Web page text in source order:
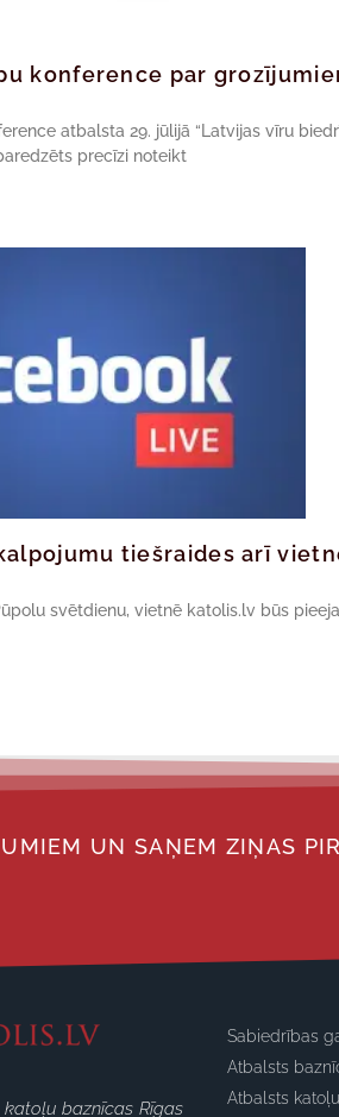
konference par
atbalsta 29. jūlijā “Latvijas vīru
precīzi noteikt
tiešraides arī
svētdienu, vietnē katolis.lv būs
UN SAŅEM ZIŅAS
baznīcas Rīgas
Sabiedrības
Atbalsts
Atbalsts